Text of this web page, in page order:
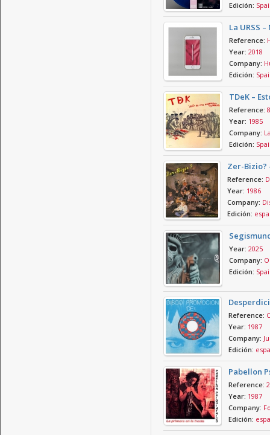
Edición:
La URSS
Reference:
Year: 2018
Company:
Edición:
TDeK –
Reference:
Year: 1985
Company:
Edición:
Zer-Bizio?
Reference:
Year: 1986
Company:
Edición:
Year: 2025
Company:
Edición:
Reference:
Year: 1987
Company:
Edición:
Pabellon
Reference:
Year: 1987
Company:
Edición: